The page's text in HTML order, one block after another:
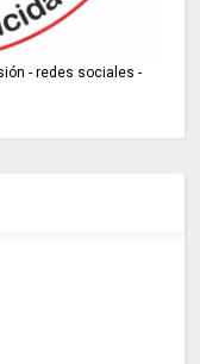
- redes sociales -